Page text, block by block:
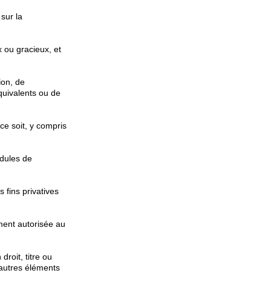
la
ou gracieux, et
de
ou de
soit, y compris
de
fins privatives
autorisée au
droit, titre ou
éléments